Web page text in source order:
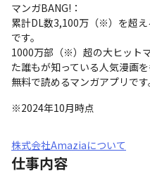
マンガBANG!：
累計DL数3,100万（※）を超え
です。
1000万部（※）超の大ヒット
た誰もが知っている人気漫画を
無料で読めるマンガアプリです
※2024年10月時点
株式会社Amaziaについて
仕事内容